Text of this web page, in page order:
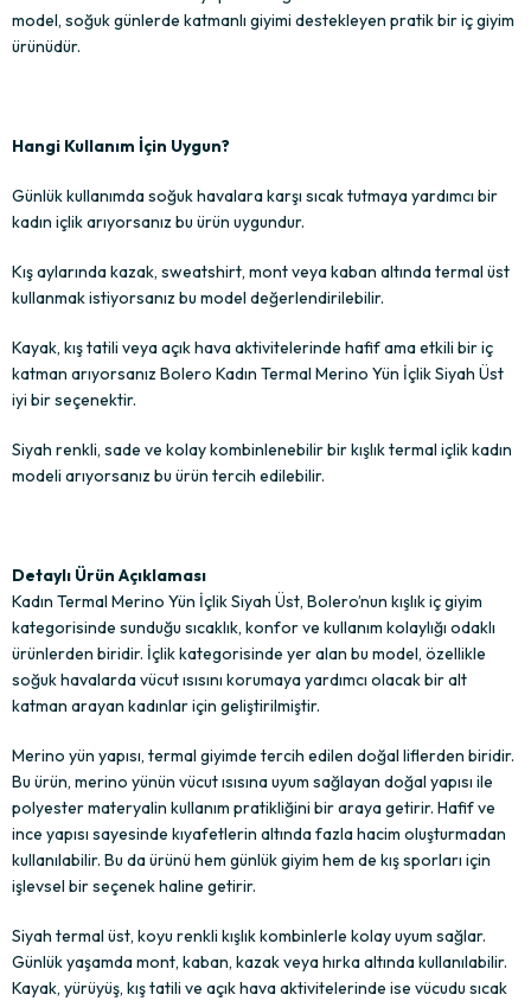
model, soğuk günlerde katmanlı giyimi destekleyen pratik bir iç giyim
ürünüdür.
Hangi Kullanım İçin Uygun?
Günlük kullanımda soğuk havalara karşı sıcak tutmaya yardımcı bir
kadın içlik arıyorsanız bu ürün uygundur.
Kış aylarında kazak, sweatshirt, mont veya kaban altında termal üst
kullanmak istiyorsanız bu model değerlendirilebilir.
Kayak, kış tatili veya açık hava aktivitelerinde hafif ama etkili bir iç
katman arıyorsanız Bolero Kadın Termal Merino Yün İçlik Siyah Üst
iyi bir seçenektir.
Siyah renkli, sade ve kolay kombinlenebilir bir kışlık termal içlik kadın
modeli arıyorsanız bu ürün tercih edilebilir.
Detaylı Ürün Açıklaması
Kadın Termal Merino Yün İçlik Siyah Üst, Bolero’nun kışlık iç giyim
kategorisinde sunduğu sıcaklık, konfor ve kullanım kolaylığı odaklı
ürünlerden biridir. İçlik kategorisinde yer alan bu model, özellikle
soğuk havalarda vücut ısısını korumaya yardımcı olacak bir alt
katman arayan kadınlar için geliştirilmiştir.
Merino yün yapısı, termal giyimde tercih edilen doğal liflerden biridir.
Bu ürün, merino yünün vücut ısısına uyum sağlayan doğal yapısı ile
polyester materyalin kullanım pratikliğini bir araya getirir. Hafif ve
ince yapısı sayesinde kıyafetlerin altında fazla hacim oluşturmadan
kullanılabilir. Bu da ürünü hem günlük giyim hem de kış sporları için
işlevsel bir seçenek haline getirir.
Siyah termal üst, koyu renkli kışlık kombinlerle kolay uyum sağlar.
Günlük yaşamda mont, kaban, kazak veya hırka altında kullanılabilir.
Kayak, yürüyüş, kış tatili ve açık hava aktivitelerinde ise vücudu sıcak